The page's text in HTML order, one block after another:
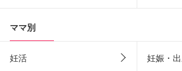
ママ別
妊活 妊娠・